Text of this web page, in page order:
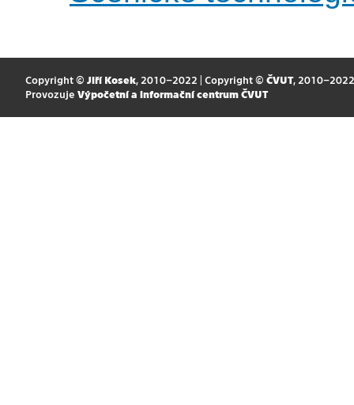
Copyright © Jiří Kosek, 2010–2022 | Copyright © ČVUT, 2010–2022
Provozuje Výpočetní a informační centrum ČVUT